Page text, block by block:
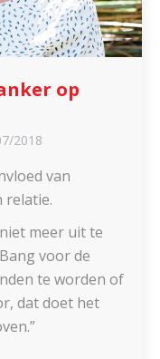
op
2018
van
relatie.
meer uit te
voor de
te worden of
dat doet het